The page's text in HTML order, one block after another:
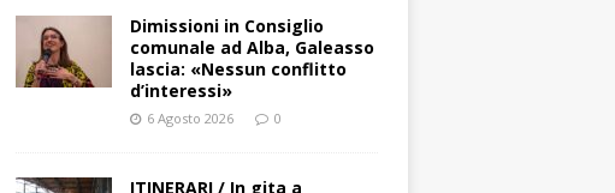
Dimissioni in Consiglio
comunale ad Alba, Galeasso
lascia: «Nessun conflitto
d’interessi»
6 Agosto 2026 0
ITINERARI / In gita a